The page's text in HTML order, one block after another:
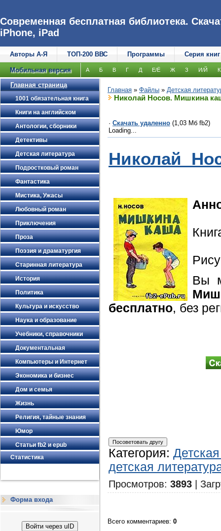
Современная бесплатная библиотека.
iPhone, iPad
Авторы А-Я ТОП-200 ВВС Программы Серия книг
Мобильная версия А Б В Г Д Е/Ё Ж З И/Й К
Главная страница
1001 обязательная книга
Книги на английском
Антологии, сборники
Детективы
Детская литература
Подростковый роман
Фантастика
Мистика, Ужасы
Любовный роман
Приключения
Проза
Поэзия и драматургия
Старинная литература
История
Политика
Культура и искусство
Наука и образование
Учебники, справочники
Документальная
Компьютеры и Интернет
Экономика и бизнес
Дом и семья
Жизнь
Религия, тайные знания
Юмор
Статьи fb2 и epub
Статистика
Форма входа
Войти через uID
Главная » Файлы » Детская
Николай Носов. Мишкина
· Скачать удаленно (1,03 Мб fb2)
Loading...
Николай
Вы
бесплатно, без
Категория:
детская
Просмотров: 3893
Всего комментариев: 0